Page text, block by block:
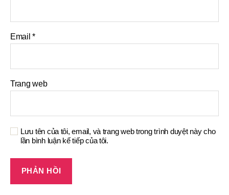
Email*
Trang web
Lưu tên của tôi, email, và trang web trong trình duyệt này cho
lần bình luận kế tiếp của tôi.